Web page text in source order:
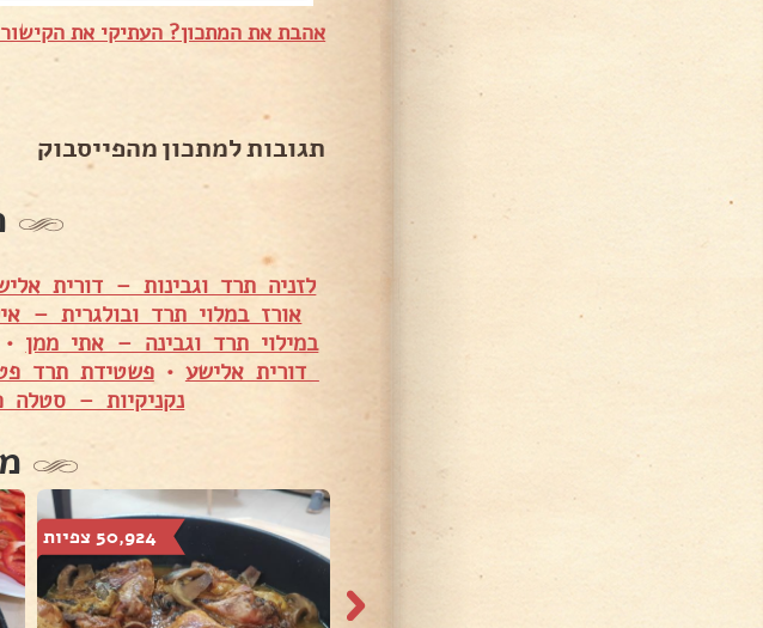
אהבת את המתכון? העתיקי את
תגובות למתכון מהפייסבוק
לזניה תרד וגבינות – דורית
אורז במלוי תרד ובולגרית –
במילוי תרד וגבינה – אתי ממן •
דורית אלישע •פשטידת תרד
נקניקיות – סטלה
1,808 צפיות 50,924 צפיות